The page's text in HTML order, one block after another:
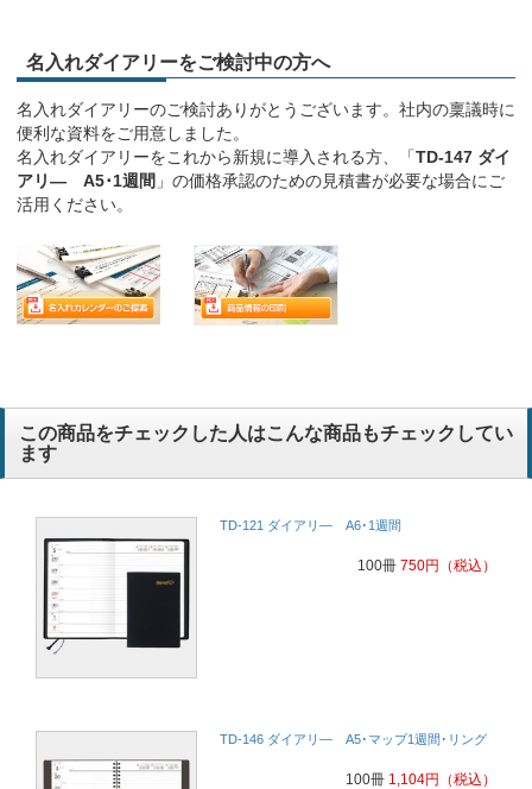
名入れダイアリーをご検討中の方へ
名入れダイアリーのご検討ありがとうございます。社内の稟議時に
便利な資料をご用意しました。
名入れダイアリーをこれから新規に導入される方、「TD-147 ダイ
アリ― A5･1週間 」の価格承認のための見積書が必要な場合にご
活用ください。
この商品をチェックした人はこんな商品もチェックしてい
ます
TD-121 ダイアリ― A6･1週間
100冊 750円 （税込）
TD-146 ダイアリ― A5･マップ1週間･リング
100冊 1,104円 （税込）